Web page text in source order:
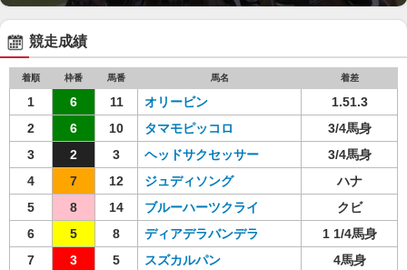
競走成績
着順 枠番 馬番 馬名 着差
1 6 11 オリービン
1.51.3
2
6 10 タマモピッコロ
3/4馬身
3
2 3 ヘッドサクセッサー
3/4馬身
4
7 12 ジュディソング
ハナ
5
8 14 ブルーハーツクライ
クビ
6
5 8 ディアデラバンデラ
1 1/4馬身
7
3 5 スズカルパン
4馬身